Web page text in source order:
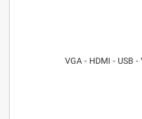
VGA - HDMI - USB -